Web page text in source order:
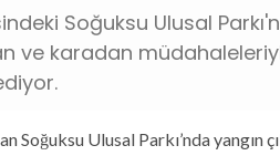
Soğuksu Ulusal
ve karadan
Soğuksu Ulusal Parkı’nda yangın